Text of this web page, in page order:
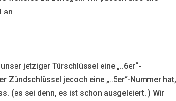
an.
jetziger Türschlüssel eine „..6er“-
Zündschlüssel jedoch eine „..5er“-Nummer hat,
(es sei denn, es ist schon ausgeleiert..) Wir